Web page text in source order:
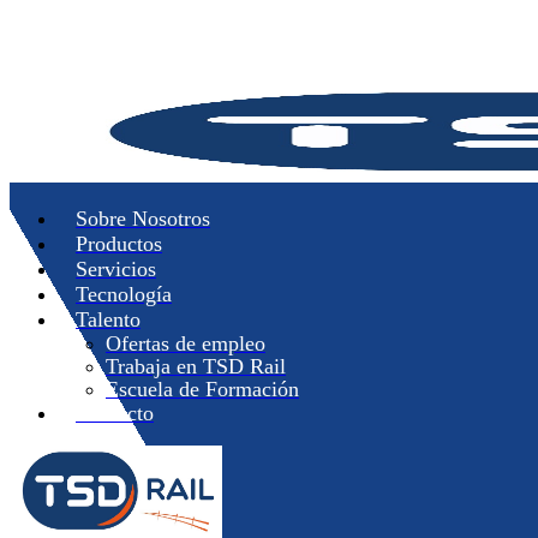
Menu
Sobre Nosotros
Productos
Servicios
Tecnología
Talento
Ofertas de empleo
Trabaja en TSD Rail
Escuela de Formación
Contacto